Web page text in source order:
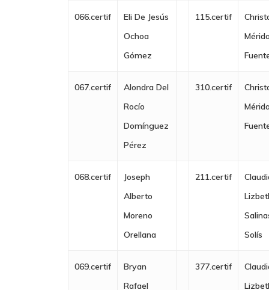
066.certif
Eli De Jesús
Ochoa
Gómez
115.certif
067.certif
Alondra Del
Rocío
Domínguez
Pérez
310.certif
068.certif
Joseph
Alberto
Moreno
Orellana
211.certif
Solís
069.certif
Bryan
Rafael
377.certif